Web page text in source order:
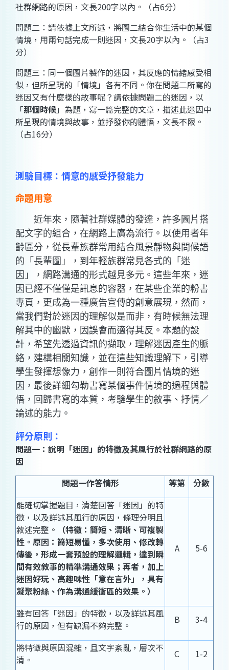
社群網路的原因，文長200字以內。（占6分）
問題二：請依據上文所述，將圖二結合你生活中的某個
情境，用兩句話完成一則迷因，文長20字以內。（占3
分）
問題三：同一個圖片製作的迷因，其反應的情緒感受相
似，但所呈現的「情境」各有不同。你在問題二所寫的
迷因又有什麼樣的故事呢？請依據問題二的迷因，以
「那個時候」為題，寫一篇完整的文章，描述此迷因中
所呈現的情境與故事，並抒發你的體悟，文長不限。
（占16分）
測驗目標：情意的感受抒發能力
命題用意
近年來，隨著社群媒體的發達，許多圖片搭
配文字的組合，在網路上廣為流行。以使用者年
齡區分，從長輩族群常用結合風景靜物與問候語
的「長輩圖」，到年輕族群常見各式的「迷
因」，網路溝通的形式越見多元。這些年來，迷
因已經不僅僅是訊息的容器，在某些企業的粉書
專頁，更成為一種廣告宣傳的創意展現，然而，
當我們對於迷因的理解似是而非，有時候無法理
解其中的幽默，因誤會而適得其反。本題的設
計，希望先透過資訊的擷取，理解迷因產生的脈
絡，建構相關知識，並在這些知識理解下，引導
學生發揮想像力，創作一則符合圖片情境的迷
因，最後詳細勾勒書寫某個事件情境的過程與體
悟，回歸書寫的本質，考驗學生的敘事、抒情／
論述的能力。
評分原則：
問題一：說明「迷因」的特徵及其風行於社群網路的原
因
問題一作答情形
等第
分數
能確切掌握題目，清楚回答「迷因」的特
徵，以及詳述其風行的原因，條理分明且
敘述完整。
（特徵：簡短、清晰、可複製
性。原因：簡短易懂，多次使用、修改轉
傳後，形成一套預設的理解邏輯，達到瞬
間有效敘事的精準溝通效果；再者，加上
迷因好玩、高趣味性「意在言外」，具有
凝聚粉絲、作為溝通緩衝區的效果。）
A 5-6
雖有回答「迷因」的特徵，以及詳述其風
行的原因，但有缺漏不夠完整。
B 3-4
將特徵與原因混雜，且文字紊亂，層次不
清。
C 1-2